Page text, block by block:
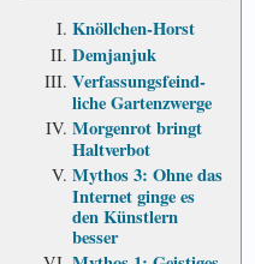
Knöllchen-Horst
Demjanjuk
Verfassungs­feind­
liche Garten­zwerge
Morgenrot bringt
Haltverbot
Mythos 3: Ohne das
Internet ginge es
den Künstlern
besser